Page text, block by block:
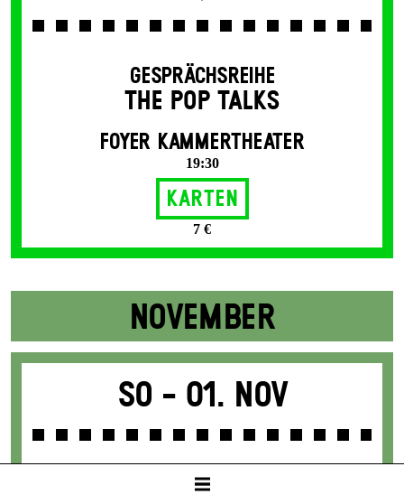
GESPRÄCHSREIHE
THE POP TALKS
FOYER KAMMERTHEATER
19:30
Karten
7 €
NOVEMBER
So - 01. Nov
TATORT MITTELMEER